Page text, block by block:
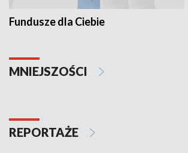
Fundusze dla Ciebie
MNIEJSZOŚCI
REPORTAŻE